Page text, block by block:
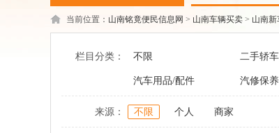
当前位置： 山南铭竟便民信息网 > 山南车辆买卖 > 山南新
栏目分类： 不限 二手轿车
汽车用品/配件 汽修保养
来源： 不限 个人 商家